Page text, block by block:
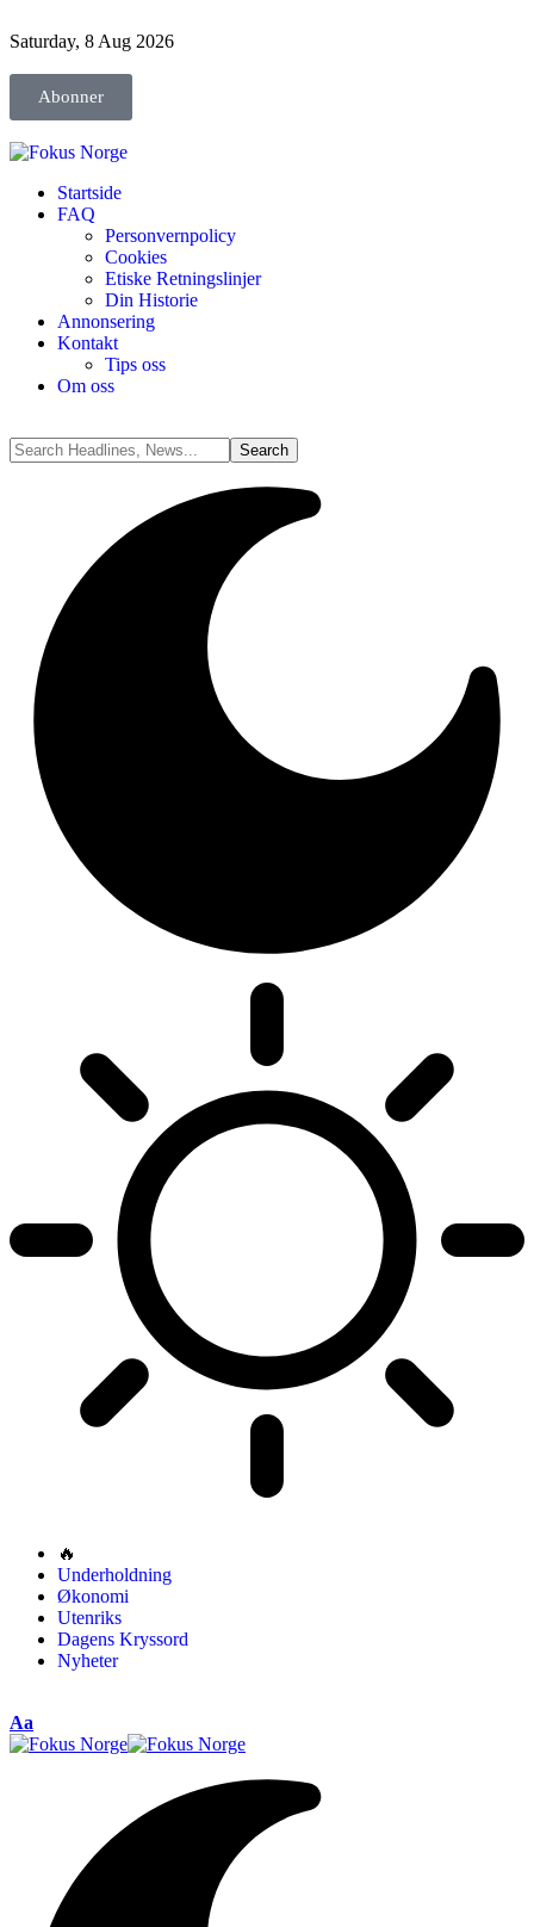
Saturday, 8 Aug 2026
Abonner
Startside
FAQ
Personvernpolicy
Cookies
Etiske Retningslinjer
Din Historie
Annonsering
Kontakt
Tips oss
Om oss
🔥
Underholdning
Økonomi
Utenriks
Dagens Kryssord
Nyheter
Aa